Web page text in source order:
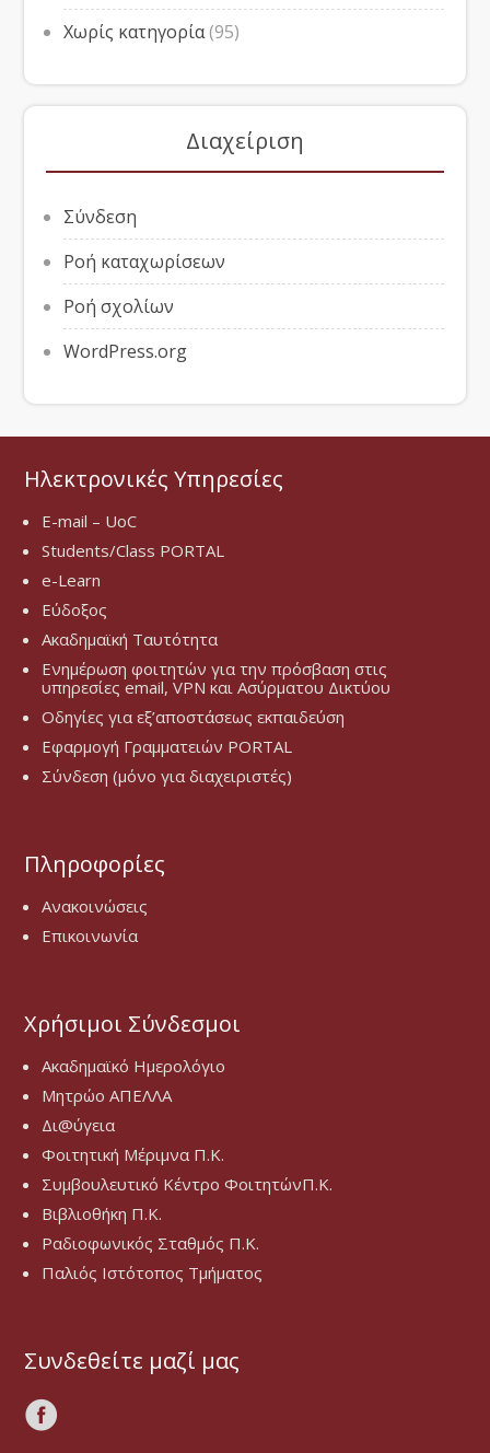
Χωρίς κατηγορία(95)
Διαχείριση
Σύνδεση
Ροή καταχωρίσεων
Ροή σχολίων
WordPress.org
Ηλεκτρονικές Υπηρεσίες
E-mail – UoC
Students/Class PORTAL
e-Learn
Εύδοξος
Ακαδημαϊκή Ταυτότητα
Ενημέρωση φοιτητών για την πρόσβαση στις
υπηρεσίες email, VPN και Ασύρματου Δικτύου
Οδηγίες για εξ’αποστάσεως εκπαιδεύση
Εφαρμογή Γραμματειών PORTAL
Σύνδεση (μόνο για διαχειριστές)
Πληροφορίες
Ανακοινώσεις
Επικοινωνία
Χρήσιμοι Σύνδεσμοι
Ακαδημαϊκό Ημερολόγιο
Μητρώο ΑΠΕΛΛΑ
Δι@ύγεια
Φοιτητική Μέριμνα Π.Κ.
Συμβουλευτικό Κέντρο ΦοιτητώνΠ.Κ.
Βιβλιοθήκη Π.Κ.
Ραδιοφωνικός Σταθμός Π.Κ.
Παλιός Ιστότοπος Τμήματος
Συνδεθείτε μαζί μας